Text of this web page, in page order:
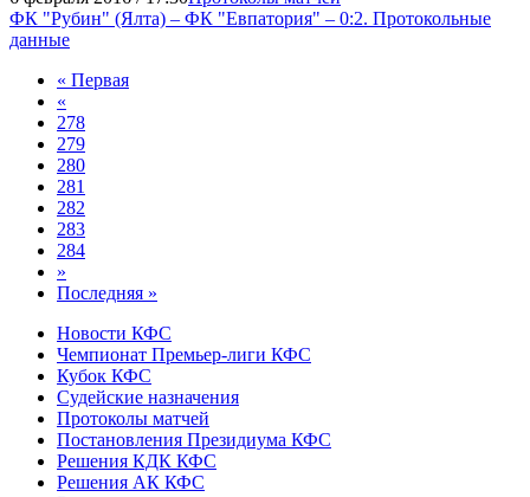
ФК "Рубин" (Ялта) – ФК "Евпатория" – 0:2. Протокольные
данные
« Первая
«
278
279
280
281
282
283
284
»
Последняя »
Новости КФС
Чемпионат Премьер-лиги КФС
Кубок КФС
Судейские назначения
Протоколы матчей
Постановления Президиума КФС
Решения КДК КФС
Решения АК КФС